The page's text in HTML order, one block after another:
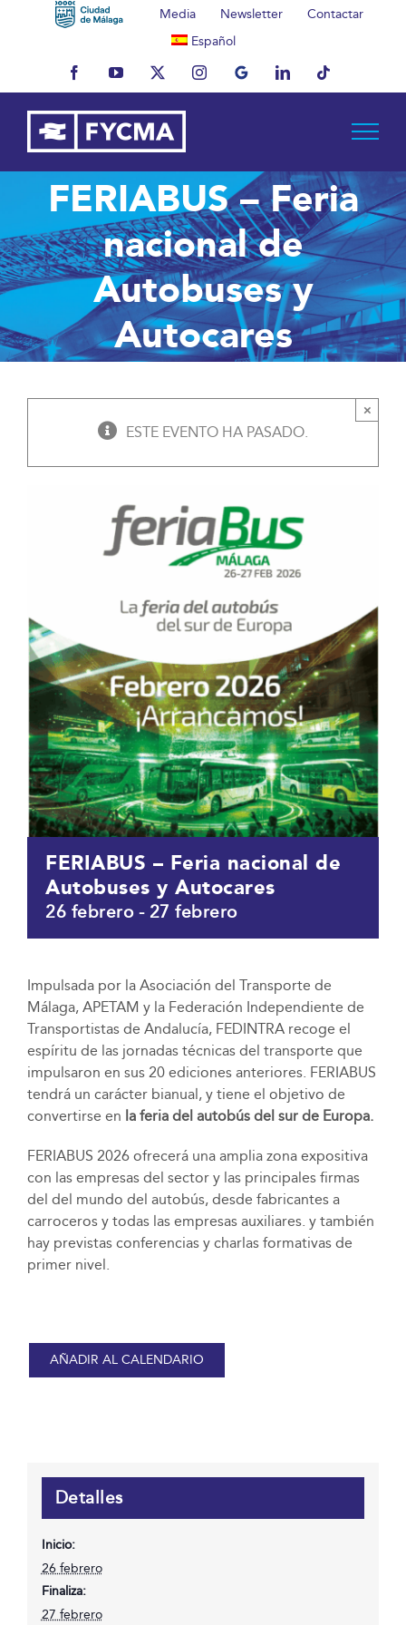
Media Newsletter
Contactar
Español
FacebookYouTubeX InstagramMyBusinessLinkedInTiktok
FERIABUS – Feria
nacional de
Autobuses y
Autocares
ESTE EVENTO HA PASADO.
×
FERIABUS – Feria nacional de
Autobuses y Autocares
26 febrero- 27 febrero
Impulsada por la Asociación del Transporte de
Málaga, APETAM y la Federación Independiente de
Transportistas de Andalucía, FEDINTRA recoge el
espíritu de las jornadas técnicas del transporte que
impulsaron en sus 20 ediciones anteriores. FERIABUS
tendrá un carácter bianual, y tiene el objetivo de
convertirse en la feria del autobús del sur de Europa.
FERIABUS 2026 ofrecerá una amplia zona expositiva
con las empresas del sector y las principales firmas
del del mundo del autobús, desde fabricantes a
carroceros y todas las empresas auxiliares. y también
hay previstas conferencias y charlas formativas de
primer nivel.
AÑADIR AL CALENDARIO
Detalles
Inicio:
26 febrero
Finaliza:
27 febrero